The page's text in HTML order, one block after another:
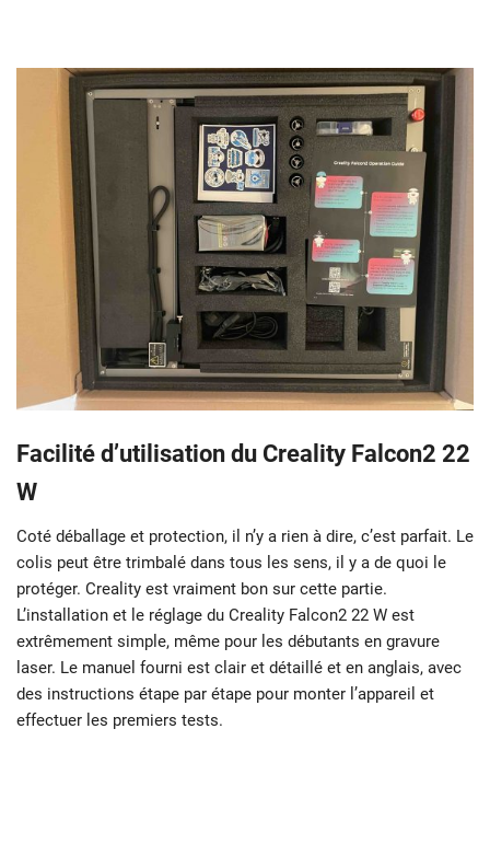
Facilité d’utilisation du Creality Falcon2 22
W
Coté déballage et protection, il n’y a rien à dire, c’est parfait. Le
colis peut être trimbalé dans tous les sens, il y a de quoi le
protéger. Creality est vraiment bon sur cette partie.
L’installation et le réglage du Creality Falcon2 22 W est
extrêmement simple, même pour les débutants en gravure
laser. Le manuel fourni est clair et détaillé et en anglais, avec
des instructions étape par étape pour monter l’appareil et
effectuer les premiers tests.